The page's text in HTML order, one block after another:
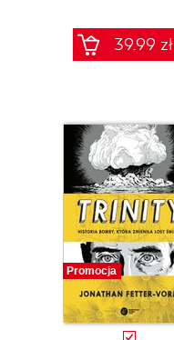
39.99 zł
Promocja